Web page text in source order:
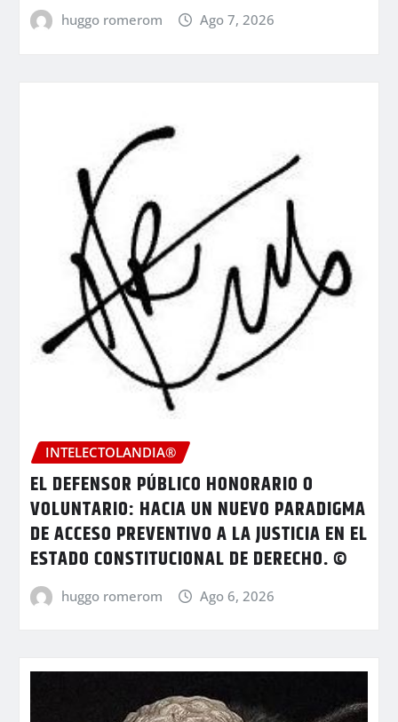
huggo romerom Ago 7, 2026
INTELECTOLANDIA®
EL DEFENSOR PÚBLICO HONORARIO O
VOLUNTARIO: HACIA UN NUEVO PARADIGMA
DE ACCESO PREVENTIVO A LA JUSTICIA EN EL
ESTADO CONSTITUCIONAL DE DERECHO. ©
huggo romerom Ago 6, 2026